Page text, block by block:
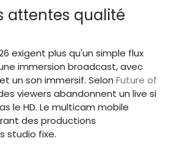
attentes qualité
exigent plus qu'un simple flux
immersion broadcast, avec
un son immersif. Selon Future of
viewers abandonnent un live si
le HD. Le multicam mobile
des productions
studio fixe.